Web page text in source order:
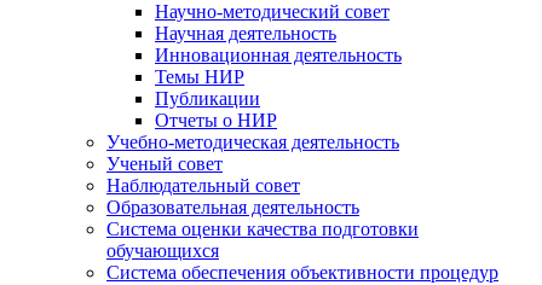
Научно-методический совет
Научная деятельность
Инновационная деятельность
Темы НИР
Публикации
Отчеты о НИР
Учебно-методическая деятельность
Ученый совет
Наблюдательный совет
Образовательная деятельность
Система оценки качества подготовки
обучающихся
Система обеспечения объективности процедур